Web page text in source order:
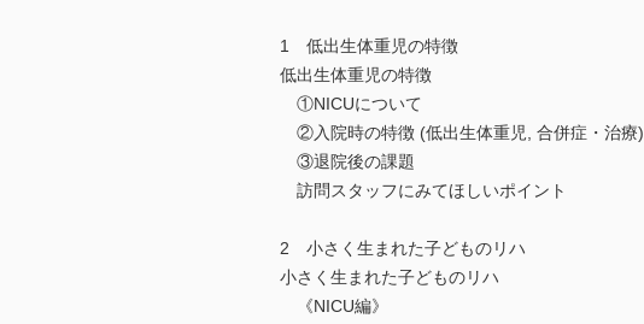
1 低出生体重児の特徴
低出生体重児の特徴
①NICUについて
②入院時の特徴 (低出生体重児, 合併症・治療)
③退院後の課題
訪問スタッフにみてほしいポイント
2 小さく生まれた子どものリハ
小さく生まれた子どものリハ
《NICU編》